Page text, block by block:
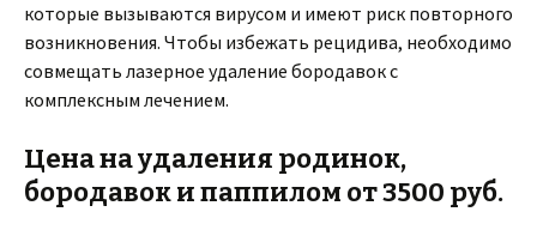
которые вызываются вирусом и имеют риск повторного
возникновения. Чтобы избежать рецидива, необходимо
совмещать лазерное удаление бородавок с
комплексным лечением.
Цена на удаления родинок,
бородавок и паппилом от 3500 руб.